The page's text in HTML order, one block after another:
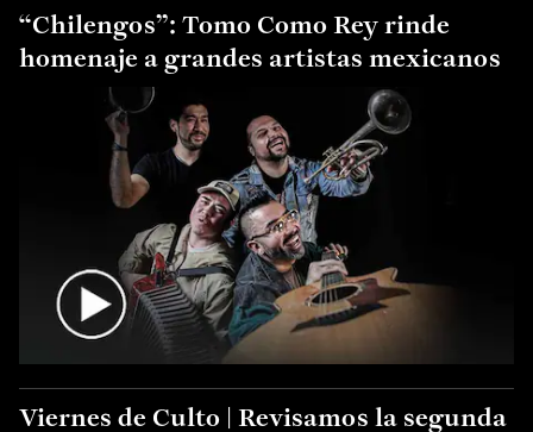
“Chilengos”: Tomo Como Rey rinde
homenaje a grandes artistas mexicanos
Viernes de Culto | Revisamos la segunda